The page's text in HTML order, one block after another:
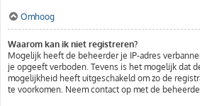
Omhoog
Waarom kan ik niet registreren?
Mogelijk heeft de beheerder je IP-adres
je opgeeft verboden. Tevens is het mogelijk dat
mogelijkheid heeft uitgeschakeld om zo de
te voorkomen. Neem contact op met de